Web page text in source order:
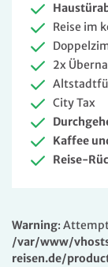
Reise im
2x
City Tax
Kaffee
Reise-
Warning:
/var/www/
reisen.de/